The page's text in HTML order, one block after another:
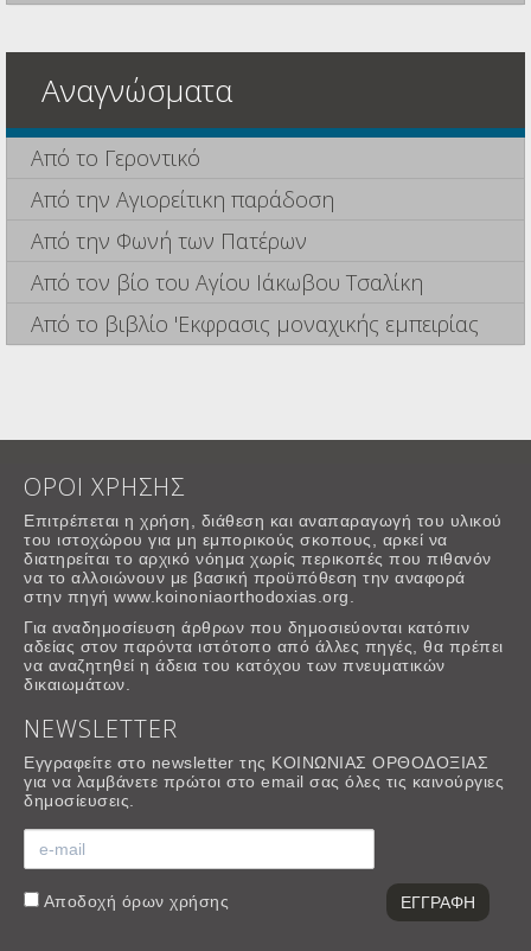
Αναγνώσματα
Από το Γεροντικό
Από την Αγιορείτικη παράδοση
Από την Φωνή των Πατέρων
Από τον βίο του Αγίου Ιάκωβου Τσαλίκη
Από το βιβλίο 'Εκφρασις μοναχικής εμπειρίας
ΟΡΟΙ ΧΡΗΣΗΣ
Επιτρέπεται η χρήση, διάθεση και αναπαραγωγή του υλικού
του ιστοχώρου για μη εμπορικούς σκοπους, αρκεί να
διατηρείται το αρχικό νόημα χωρίς περικοπές που πιθανόν
να το αλλοιώνουν με βασική προϋπόθεση την αναφορά
στην πηγή www.koinoniaorthodoxias.org.
Για αναδημοσίευση άρθρων που δημοσιεύονται κατόπιν
αδείας στον παρόντα ιστότοπο από άλλες πηγές, θα πρέπει
να αναζητηθεί η άδεια του κατόχου των πνευματικών
δικαιωμάτων.
NEWSLETTER
Εγγραφείτε στο newsletter της ΚΟΙΝΩΝΙΑΣ ΟΡΘΟΔΟΞΙΑΣ
για να λαμβάνετε πρώτοι στο email σας όλες τις καινούργιες
δημοσίευσεις.
Αποδοχή όρων χρήσης